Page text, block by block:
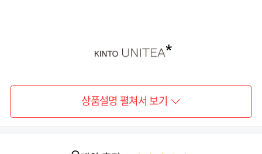
상품설명 펼쳐서 보기